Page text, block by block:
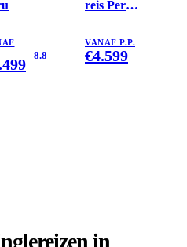
8.8
reis Peru
Amazone
VANAF P.P.
€4.599
in